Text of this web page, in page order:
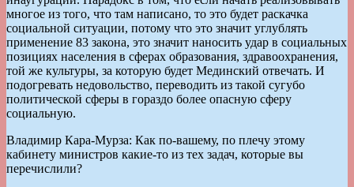
многое из того, что там написано, то это будет раскачка
социальной ситуации, потому что это значит углублять
применение 83 закона, это значит наносить удар в социальных
позициях населения в сферах образования, здравоохранения,
той же культуры, за которую будет Мединский отвечать. И
подогревать недовольство, переводить из такой сугубо
политической сферы в гораздо более опасную сферу
социальную.
Владимир Кара-Мурза: Как по-вашему, по плечу этому
кабинету министров какие-то из тех задач, которые вы
перечислили?